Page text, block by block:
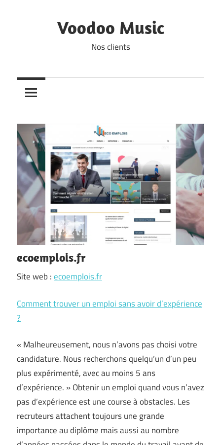
Voodoo Music
Nos clients
ecoemplois.fr
Site web :ecoemplois.fr
Comment trouver un emploi sans avoir d’expérience
?
« Malheureusement, nous n’avons pas choisi votre
candidature. Nous recherchons quelqu’un d’un peu
plus expérimenté, avec au moins 5 ans
d’expérience. » Obtenir un emploi quand vous n’avez
pas d’expérience est une course à obstacles. Les
recruteurs attachent toujours une grande
importance au diplôme mais aussi au nombre